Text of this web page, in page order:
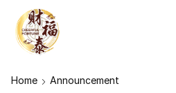
Home Announcement